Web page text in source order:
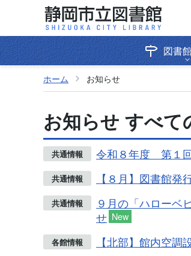
図書
ホーム お知らせ
お知らせ すべて
共通情報 令和８年度 第１
共通情報 【８月】図書館発
共通情報
９月の「ハローベ
せ New
各館情報 【北部】館内空調